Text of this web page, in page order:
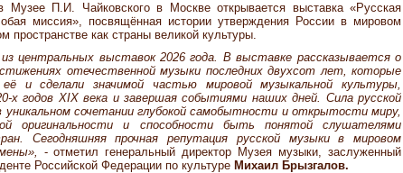
П.И. Чайковского в Москве открывается выставка «Русская
миссия», посвящённая истории утверждения России в мировом
пространстве как страны великой культуры.
центральных выставок 2026 года. В выставке рассказывается о
отечественной музыки последних двухсот лет, которые
её и сделали значимой частью мировой музыкальной культуры,
х годов XIXвека и завершая событиями наших дней. Сила русской
сочетании глубокой самобытности и открытости миру,
оригинальности и способности быть понятой слушателями
Сегодняшняя прочная репутация русской музыки в мировом
- отметил генеральный директор Музея музыки, заслуженный
Российской Федерации по культуре Михаил Брызгалов.